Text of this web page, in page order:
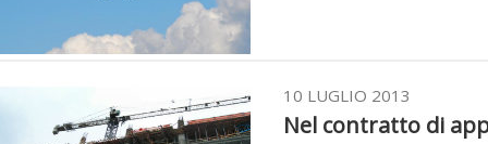
10 LUGLIO 2013
Nel contratto di